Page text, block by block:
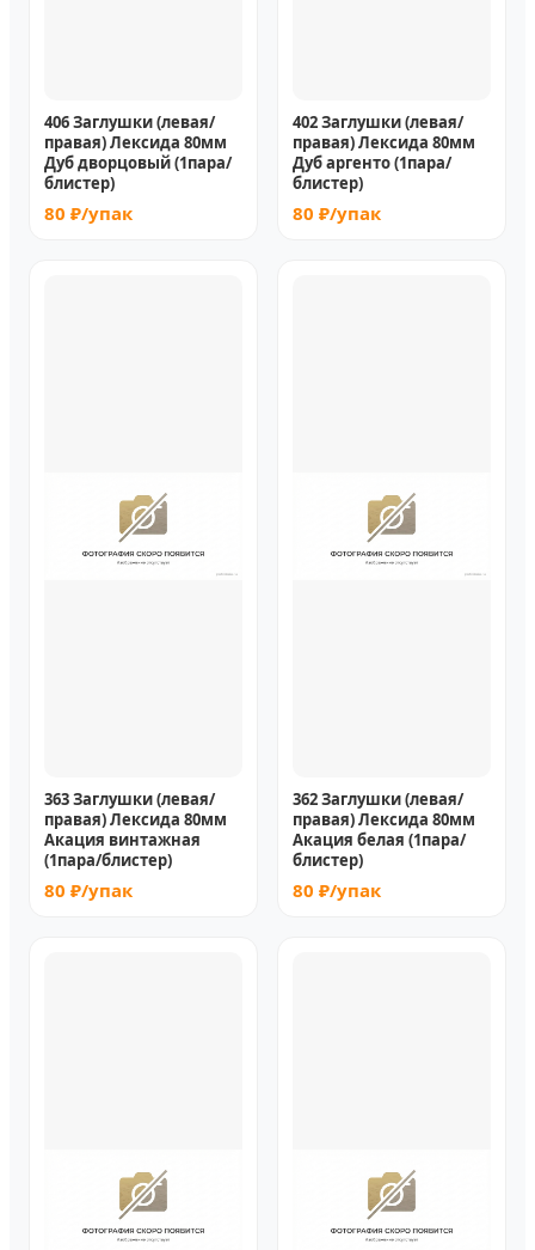
406 Заглушки (левая/
правая) Лексида 80мм
Дуб дворцовый (1пара/
блистер)
80 ₽/упак
402 Заглушки (левая/
правая) Лексида 80мм
Дуб аргенто (1пара/
блистер)
80 ₽/упак
363 Заглушки (левая/
правая) Лексида 80мм
Акация винтажная
(1пара/блистер)
80 ₽/упак
362 Заглушки (левая/
правая) Лексида 80мм
Акация белая (1пара/
блистер)
80 ₽/упак